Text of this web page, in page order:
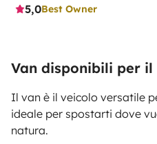
5,0Best Owner
Van disponibili per
Il van è il veicolo versatile
ideale per spostarti dove
natura.